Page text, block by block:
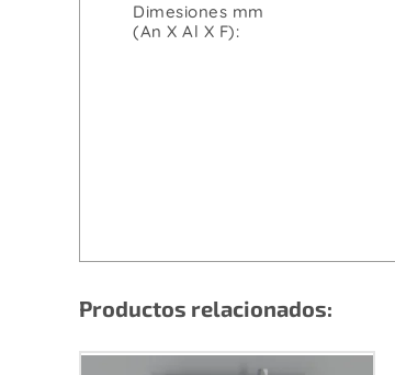
Dimesiones mm
(An X Al X F):
Productos relacionados: